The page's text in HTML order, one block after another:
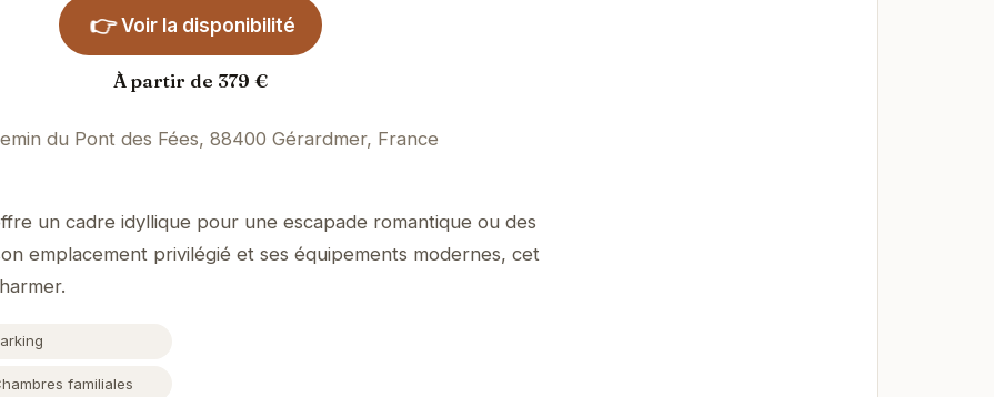
👉 Voir la disponibilité
À partir de 379 €
du Pont des Fées, 88400 Gérardmer, France
un cadre idyllique pour une escapade romantique ou des
emplacement privilégié et ses équipements modernes, cet
familiales